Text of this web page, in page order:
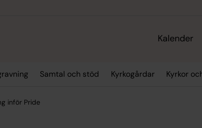
Kalender
Samtal och stöd Kyrkogårdar Kyrkor
inför Pride